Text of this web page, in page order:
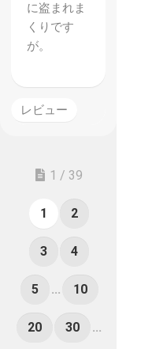
に盗まれま
くりです
が。
レビュー
1 / 39
1 2
3 4
5 ... 10
20 30 ...